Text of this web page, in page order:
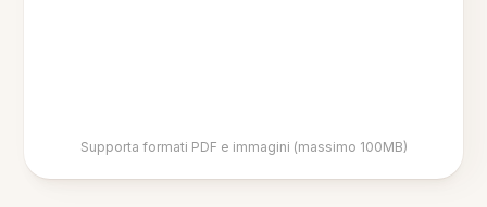
Supporta formati PDF e immagini (massimo 100MB)